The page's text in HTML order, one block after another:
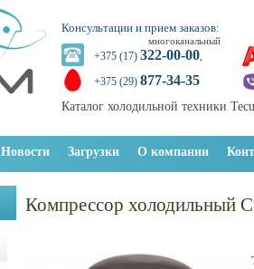
Консультации и прием заказов:
многоканальный
+375 (17) 322-00-00,
+375 (29) 877-34-35
Каталог холодильной техники
Новости Загрузки О компании
Компрессор холодильный